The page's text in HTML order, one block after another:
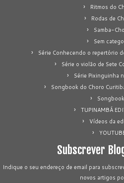
Ritmos do
Rodas de
Samba-
Sem
Série Conhecendo o repertório
Série o violão de Sete
Série Pixinguinha
Songbook do Choro
TUPINAMBÁ
Vídeos da
Subscrever
Indique o seu endereço de email para
novos artigos